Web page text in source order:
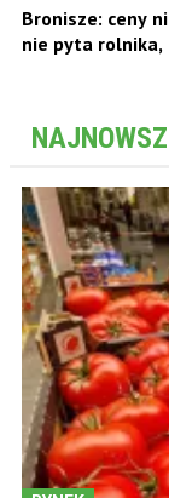
Bronisze: ceny
nie pyta rolnika,